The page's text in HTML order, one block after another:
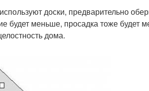
доски, предварительно
будет меньше, просадка тоже будет
дома.